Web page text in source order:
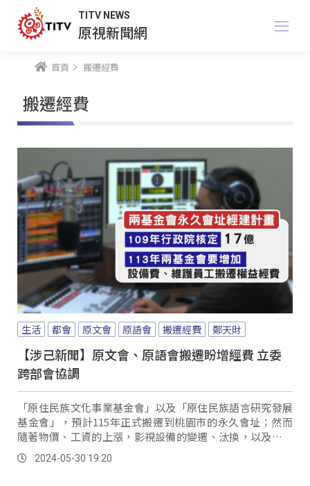
TITV NEWS
原視新聞網
首頁 搬遷經費
搬遷經費
生活 都會 原文會 原語會 搬遷經費 鄭天財
【涉己新聞】原文會、原語會搬遷盼增經費 立委
跨部會協調
「原住民族文化事業基金會」以及「原住民族語言研究發展
基金會」，預計115年正式搬遷到桃園市的永久會址；然而
隨著物價、工資的上漲，影視設備的變遷、汰換，以及設備
供應，原本在109年核定的經費已不敷使用，因此兩基金會
希望在原本核定的17億中再增加設備費用，同時也要增加搬
2024-05-30 19:20